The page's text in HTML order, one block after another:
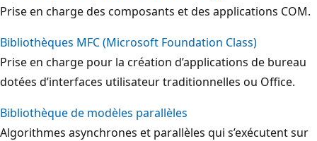
Prise en charge des composants et des applications COM.
Bibliothèques MFC (Microsoft Foundation Class)
Prise en charge pour la création d’applications de bureau
dotées d’interfaces utilisateur traditionnelles ou Office.
Bibliothèque de modèles parallèles
Algorithmes asynchrones et parallèles qui s’exécutent sur